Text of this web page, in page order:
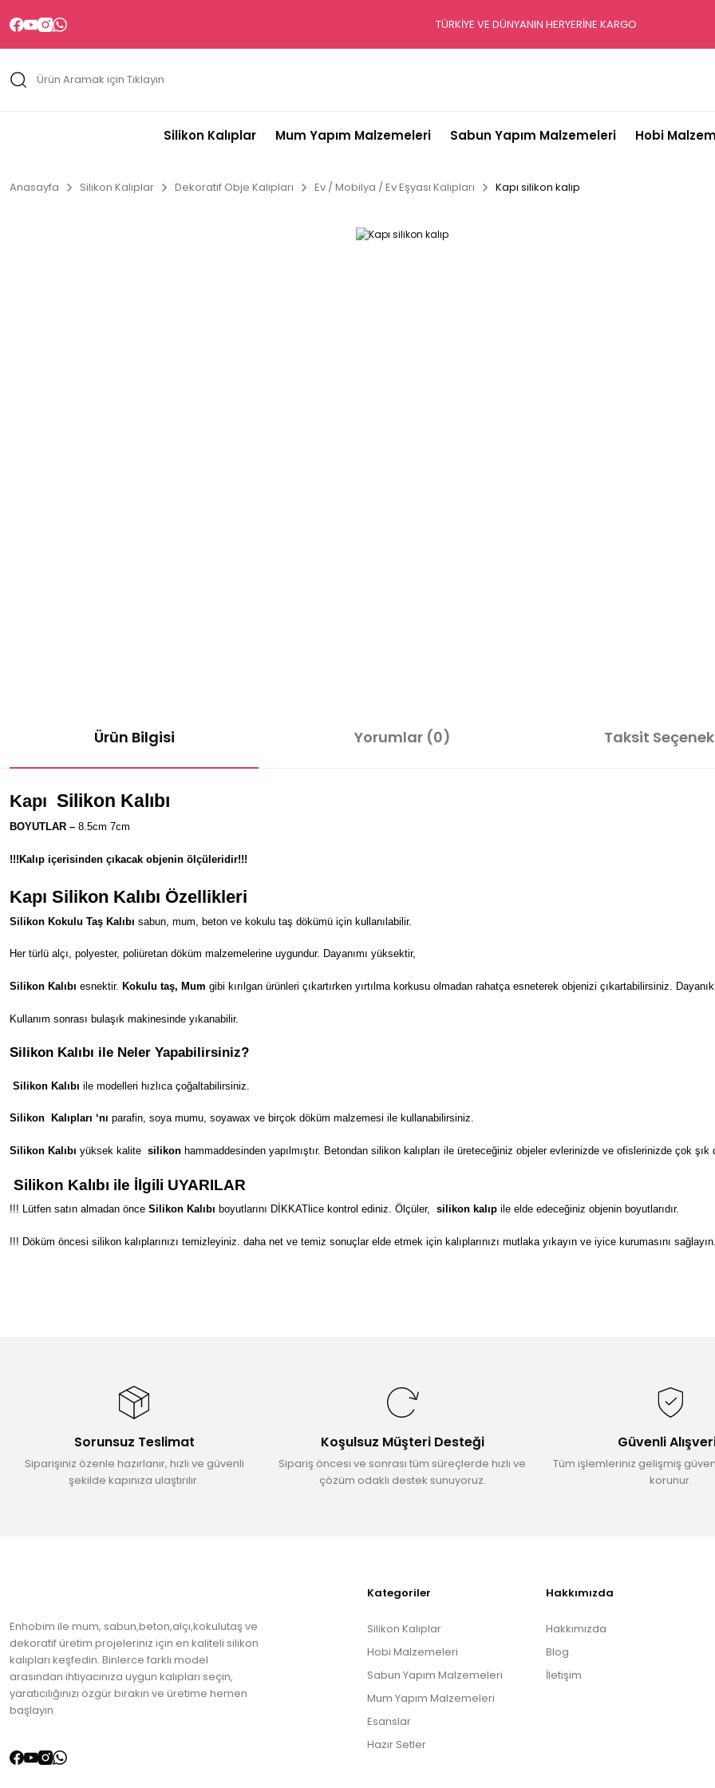
TÜRKİYE VE DÜNYANIN HERYERİNE KARGO
Silikon Kalıplar Mum Yapım Malzemeleri Sabun Yapım Malzemeleri Hobi
Anasayfa Silikon Kalıplar Dekoratif Obje Kalıpları Ev / Mobilya / Ev Eşyası Kalıpları Kapı silikon kalıp
Ürün Bilgisi Yorumlar (0) Taksit
Kapı Silikon Kalıbı
BOYUTLAR – 8.5cm 7cm
!!!Kalıp içerisinden çıkacak objenin ölçüleridir!!!
Kapı Silikon Kalıbı Özellikleri
Silikon Kokulu Taş Kalıbı sabun, mum, beton ve kokulu taş dökümü için kullanılabilir.
Her türlü alçı, polyester, poliüretan döküm malzemelerine uygundur. Dayanımı yüksektir,
Silikon Kalıbı esnektir. Kokulu taş, Mum gibi kırılgan ürünleri çıkartırken yırtılma korkusu olmadan rahatça esneterek objenizi çıkartabilirsiniz.
Kullanım sonrası bulaşık makinesinde yıkanabilir.
Silikon Kalıbı ile Neler Yapabilirsiniz?
Silikon Kalıbı ile modelleri hızlıca çoğaltabilirsiniz.
Silikon Kalıpları ‘nı parafin, soya mumu, soyawax ve birçok döküm malzemesi ile kullanabilirsiniz.
Silikon Kalıbı yüksek kalite silikon hammaddesinden yapılmıştır. Betondan silikon kalıpları ile üreteceğiniz objeler evlerinizde ve ofislerinizde çok
Silikon Kalıbı ile İlgili UYARILAR
!!! Lütfen satın almadan önce Silikon Kalıbı boyutlarını DİKKATlice kontrol ediniz. Ölçüler, silikon kalıp ile elde edeceğiniz objenin boyutlarıdır.
!!! Döküm öncesi silikon kalıplarınızı temizleyiniz. daha net ve temiz sonuçlar elde etmek için kalıplarınızı mutlaka yıkayın ve iyice kurumasını sağlayın.
Ürün açıklamasında eksik bilgiler bulunuyor.
Ürün fiyatı diğer sitelerden daha pahalı.
Bu ürüne benzer farklı alternatifler olmalı.
Sorunsuz Teslimat
Siparişiniz özenle hazırlanır, hızlı ve güvenli
şekilde kapınıza ulaştırılır.
Koşulsuz Müşteri Desteği
Sipariş öncesi ve sonrası tüm süreçlerde hızlı ve
çözüm odaklı destek sunuyoruz.
Güvenli
Tüm işlemleriniz gelişmiş
korunur.
Enhobim ile mum, sabun,beton,alçı,kokulutaş ve
dekoratif üretim projeleriniz için en kaliteli silikon
kalıpları keşfedin. Binlerce farklı model
arasından ihtiyacınıza uygun kalıpları seçin,
yaratıcılığınızı özgür bırakın ve üretime hemen
başlayın.
Kategoriler
Silikon Kalıplar
Hobi Malzemeleri
Sabun Yapım Malzemeleri
Mum Yapım Malzemeleri
Esanslar
Hazır Setler
Hakkımızda
Hakkımızda
Blog
İletişim